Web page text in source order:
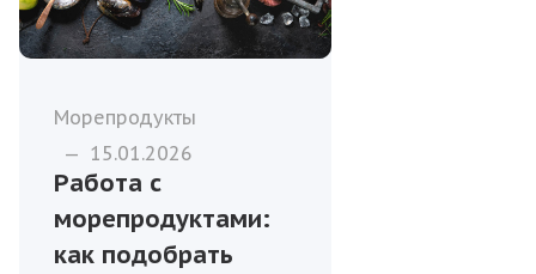
Морепродукты
— 15.01.2026
Работа с
морепродуктами:
как подобрать